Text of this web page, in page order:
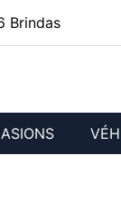
Brindas